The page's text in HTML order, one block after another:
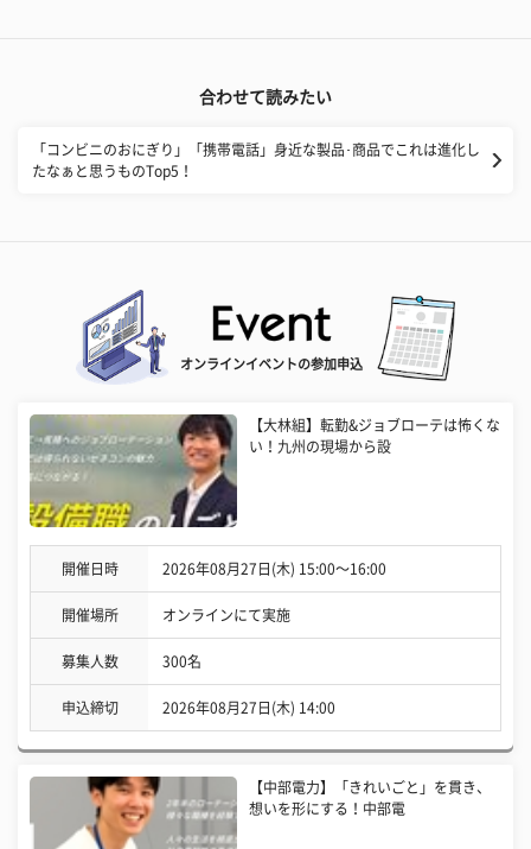
合わせて読みたい
「コンビニのおにぎり」「携帯電話」身近な製品･商品でこれは進化し
たなぁと思うものTop5！
オンラインイベントの参加申込
【大林組】転勤&ジョブローテは怖くな
い！九州の現場から設
開催日時 2026年08月27日(木) 15:00〜16:00
開催場所 オンラインにて実施
募集人数 300名
申込締切 2026年08月27日(木) 14:00
【中部電力】「きれいごと」を貫き、
想いを形にする！中部電